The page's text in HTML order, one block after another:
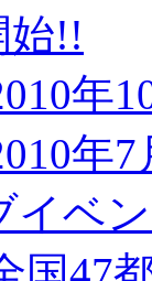
始!!
年
年
イベ